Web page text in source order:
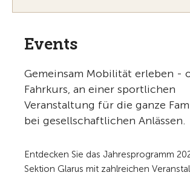
Events
Gemeinsam Mobilität erleben -
Fahrkurs, an einer sportlichen
Veranstaltung für die ganze
bei gesellschaftlichen Anlässen.
Entdecken Sie das Jahresprogramm
Sektion Glarus mit zahlreichen